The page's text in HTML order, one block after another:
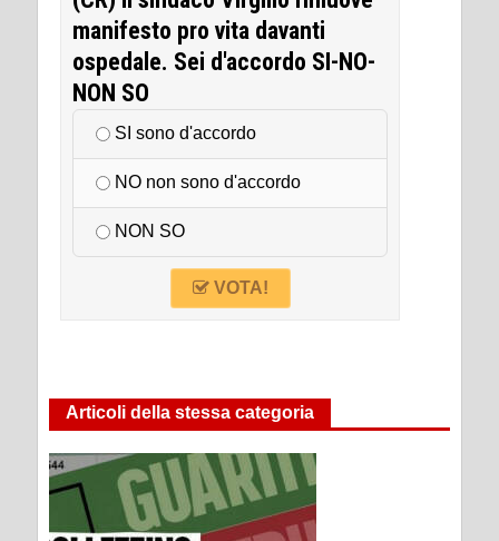
manifesto pro vita davanti
ospedale. Sei d'accordo SI-NO-
NON SO
SI sono d'accordo
NO non sono d'accordo
NON SO
VOTA!
Articoli della stessa categoria